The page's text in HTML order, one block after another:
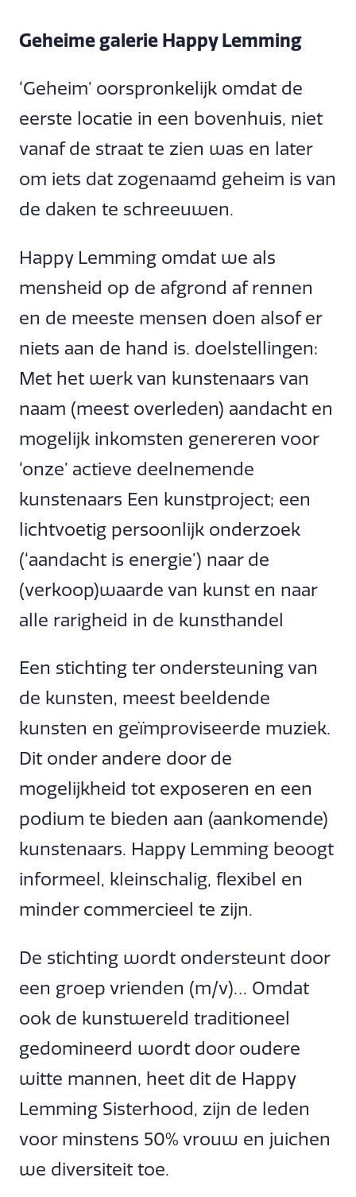
Geheime galerie Happy Lemming
‘Geheim’ oorspronkelijk omdat de
eerste locatie in een bovenhuis, niet
vanaf de straat te zien was en later
om iets dat zogenaamd geheim is van
de daken te schreeuwen.
Happy Lemming omdat we als
mensheid op de afgrond af rennen
en de meeste mensen doen alsof er
niets aan de hand is. doelstellingen:
Met het werk van kunstenaars van
naam (meest overleden) aandacht en
mogelijk inkomsten genereren voor
‘onze’ actieve deelnemende
kunstenaars Een kunstproject; een
lichtvoetig persoonlijk onderzoek
(‘aandacht is energie’) naar de
(verkoop)waarde van kunst en naar
alle rarigheid in de kunsthandel
Een stichting ter ondersteuning van
de kunsten, meest beeldende
kunsten en geïmproviseerde muziek.
Dit onder andere door de
mogelijkheid tot exposeren en een
podium te bieden aan (aankomende)
kunstenaars. Happy Lemming beoogt
informeel, kleinschalig, flexibel en
minder commercieel te zijn.
De stichting wordt ondersteunt door
een groep vrienden (m/v)… Omdat
ook de kunstwereld traditioneel
gedomineerd wordt door oudere
witte mannen, heet dit de Happy
Lemming Sisterhood, zijn de leden
voor minstens 50% vrouw en juichen
we diversiteit toe.